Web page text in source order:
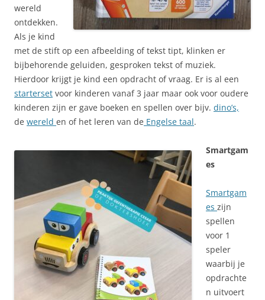
wereld
ontdekken.
Als je kind
met de stift op een afbeelding of tekst tipt, klinken er
bijbehorende geluiden, gesproken tekst of muziek.
Hierdoor krijgt je kind een opdracht of vraag. Er is al een
starterset voor kinderen vanaf 3 jaar maar ook voor oudere
kinderen zijn er gave boeken en spellen over bijv. dino’s,
de wereld en of het leren van de Engelse taal.
Smartgam
es
Smartgam
es zijn
spellen
voor 1
speler
waarbij je
opdrachte
n uitvoert